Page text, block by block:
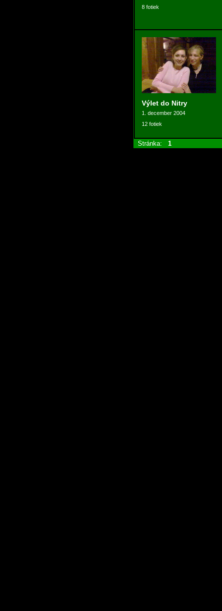
8 fotiek
Výlet do Nitry
1. december 2004
12 fotiek
Stránka: 1